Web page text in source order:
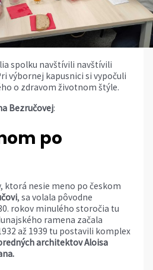
spolku navštívili navštívili
výbornej kapusnici si vypočuli
o zdravom životnom štýle.
Bezručovej:
po
ktorá nesie meno po českom
, sa volala pôvodne
rokov minulého storočia tu
ramena začala
až 1939 tu postavili komplex
architektov Aloisa